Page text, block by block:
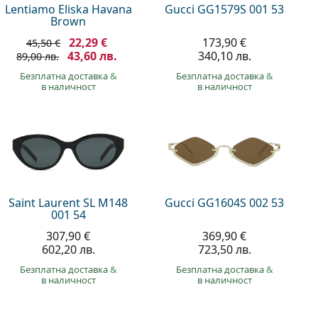
Lentiamo Eliska Havana
Brown
45,50 € 22,29 €
89,00 лв. 43,60 лв.
Безплатна доставка&
в наличност
Gucci GG1579S 001 53
173,90 €
340,10 лв.
Безплатна доставка&
в наличност
Saint Laurent SL M148
001 54
307,90 €
602,20 лв.
Безплатна доставка&
в наличност
Gucci GG1604S 002 53
369,90 €
723,50 лв.
Безплатна доставка&
в наличност